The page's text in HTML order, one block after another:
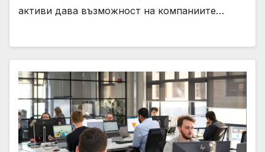
активи дава възможност на компаниите…